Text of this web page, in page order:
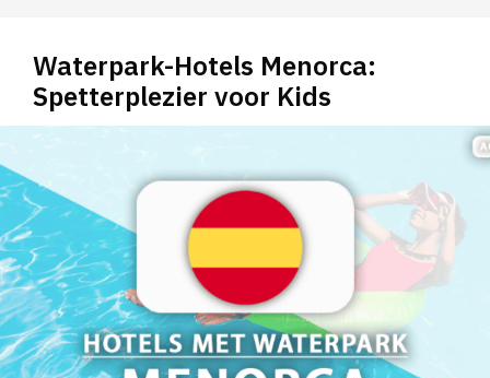
Waterpark-Hotels Menorca:
Spetterplezier voor Kids